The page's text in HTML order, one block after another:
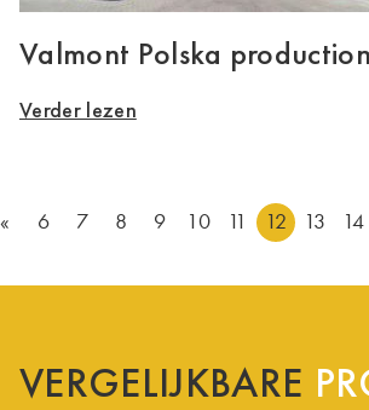
Valmont Polska
Verder lezen
« 6 7 8 9 10 11 12 13 14
VERGELIJKBARE